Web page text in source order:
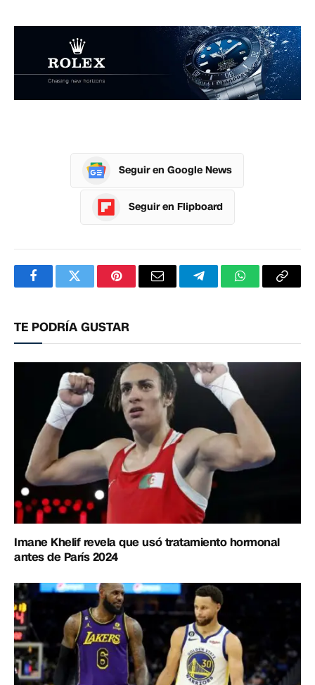
Seguir en Google News
Seguir en Flipboard
FacebookTwitterPinterestCorreoTelegramWhatsApp
TE PODRÍA GUSTAR
Imane Khelif revela que usó tratamiento hormonal
antes de París 2024